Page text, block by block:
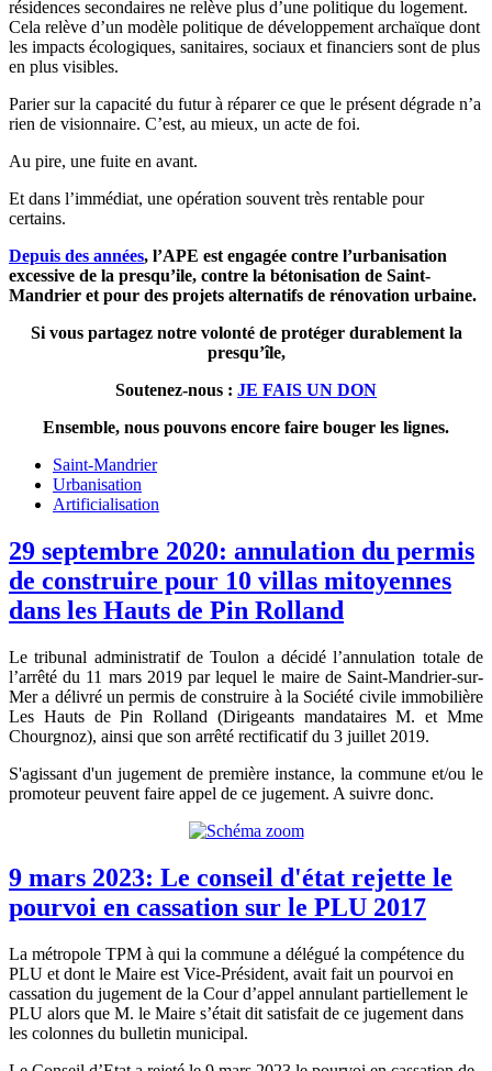
résidences secondaires ne relève plus d’une politique du logement.
Cela relève d’un modèle politique de développement archaïque dont
les impacts écologiques, sanitaires, sociaux et financiers sont de plus
en plus visibles.
Parier sur la capacité du futur à réparer ce que le présent dégrade n’a
rien de visionnaire. C’est, au mieux, un acte de foi.
Au pire, une fuite en avant.
Et dans l’immédiat, une opération souvent très rentable pour
certains.
Depuis des années, l’APE est engagée contre l’urbanisation
excessive de la presqu’ile, contre la bétonisation de Saint-
Mandrier et pour des projets alternatifs de rénovation urbaine.
Si vous partagez notre volonté de protéger durablement la
presqu’île,
Soutenez-nous : JE FAIS UN DON
Ensemble, nous pouvons encore faire bouger les lignes.
Saint-Mandrier
Urbanisation
Artificialisation
29 septembre 2020: annulation du permis
de construire pour 10 villas mitoyennes
dans les Hauts de Pin Rolland
Le tribunal administratif de Toulon a décidé l’annulation totale de
l’arrêté du 11 mars 2019 par lequel le maire de Saint-Mandrier-sur-
Mer a délivré un permis de construire à la Société civile immobilière
Les Hauts de Pin Rolland (Dirigeants mandataires M. et Mme
Chourgnoz), ainsi que son arrêté rectificatif du 3 juillet 2019.
S'agissant d'un jugement de première instance, la commune et/ou le
promoteur peuvent faire appel de ce jugement. A suivre donc.
9 mars 2023: Le conseil d'état rejette le
pourvoi en cassation sur le PLU 2017
La métropole TPM à qui la commune a délégué la compétence du
PLU et dont le Maire est Vice-Président, avait fait un pourvoi en
cassation du jugement de la Cour d’appel annulant partiellement le
PLU alors que M. le Maire s’était dit satisfait de ce jugement dans
les colonnes du bulletin municipal.